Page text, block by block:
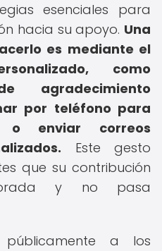
esenciales para
hacia su apoyo. Una
es mediante el
como
agradecimiento
por teléfono para
o enviar correos
Este gesto
que su contribución
y no pasa
públicamente a los